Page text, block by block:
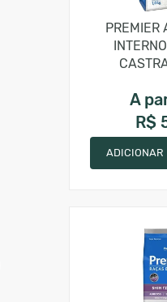
PREMIER
A
R$
ADICIONAR